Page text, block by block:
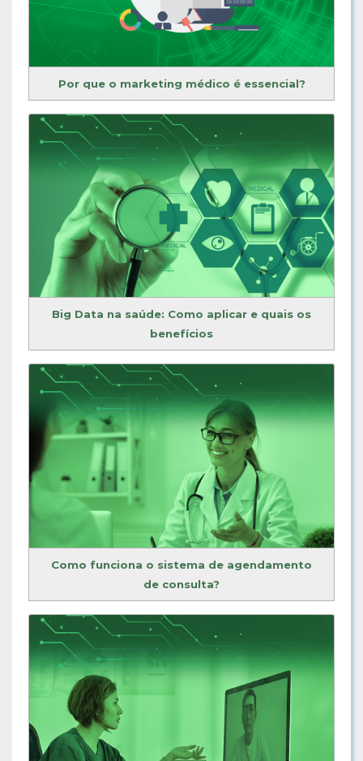
Por que o marketing médico é essencial?
Big Data na saúde: Como aplicar e quais os
benefícios
Como funciona o sistema de agendamento
de consulta?